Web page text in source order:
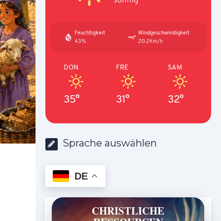
Feuchtigkeit
43%
Windgeschwindigkeit
20.2Km/h
DON
35°
FRE
31°
SAM
32°
Sprache auswählen
DE
CHRISTLICHE